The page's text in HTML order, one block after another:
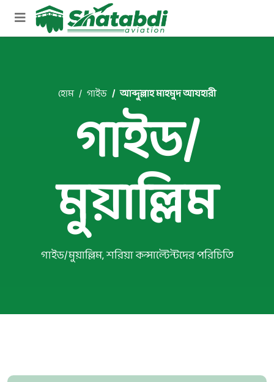
হোম গাইড আব্দুল্লাহ মাহমুদ আযহারী
গাইড/
মুয়াল্লিম
গাইড/মুয়াল্লিম, শরিয়া কন্সাল্টেন্টদের পরিচিতি